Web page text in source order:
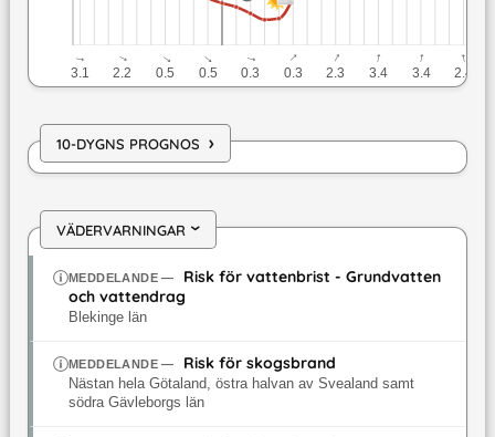
↓
3.1
↓
2.2
↓
0.5
↓
0.5
↓
0.3
↓
0.3
↓
2.3
↓
3.4
↓
3.4
↓
2.4
10-DYGNS PROGNOS ›
VÄDERVARNINGAR›
MEDDELANDE—
Risk för vattenbrist - Grundvatten
och vattendrag
Blekinge län
MEDDELANDE— Risk för skogsbrand
Nästan hela Götaland, östra halvan av Svealand samt
södra Gävleborgs län